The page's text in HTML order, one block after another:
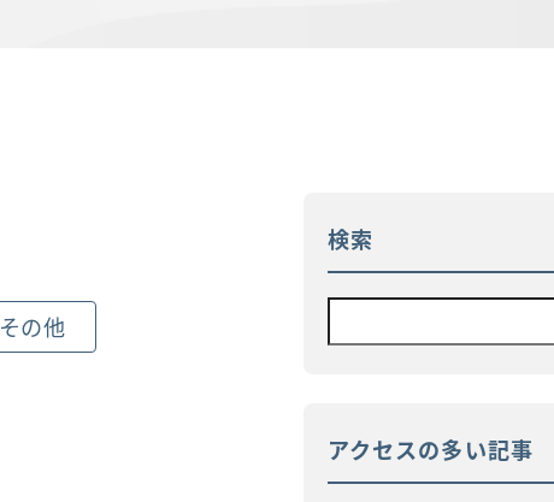
その他
検索
アクセスの多い記事